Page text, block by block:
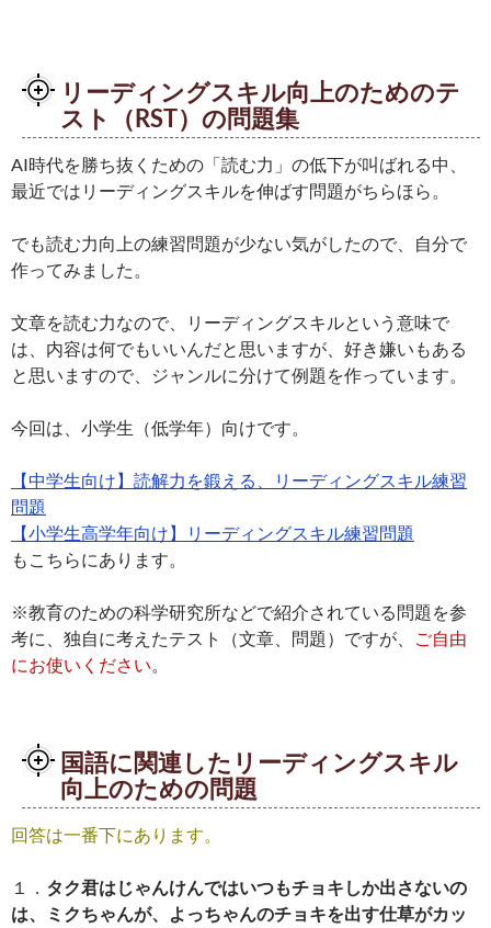
リーディングスキル向上のためのテ
スト（RST）の問題集
AI時代を勝ち抜くための「読む力」の低下が叫ばれる中、
最近ではリーディングスキルを伸ばす問題がちらほら。
でも読む力向上の練習問題が少ない気がしたので、自分で
作ってみました。
文章を読む力なので、リーディングスキルという意味で
は、内容は何でもいいんだと思いますが、好き嫌いもある
と思いますので、ジャンルに分けて例題を作っています。
今回は、小学生（低学年）向けです。
【中学生向け】読解力を鍛える、リーディングスキル練習
問題
【小学生高学年向け】リーディングスキル練習問題
もこちらにあります。
※教育のための科学研究所などで紹介されている問題を参
考に、独自に考えたテスト（文章、問題）ですが、
ご自由
にお使いください。
国語に関連したリーディングスキル
向上のための問題
回答は一番下にあります。
１． タク君はじゃんけんではいつもチョキしか出さないの
は、ミクちゃんが、よっちゃんのチョキを出す仕草がカッ